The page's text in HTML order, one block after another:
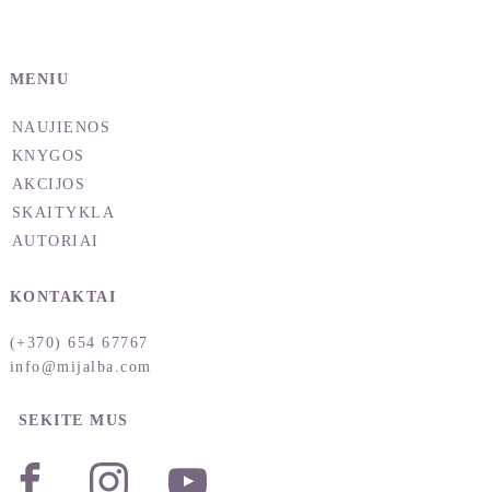
MENIU
NAUJIENOS
KNYGOS
AKCIJOS
SKAITYKLA
AUTORIAI
KONTAKTAI
(+370) 654 67767
info@mijalba.com
SEKITE MUS